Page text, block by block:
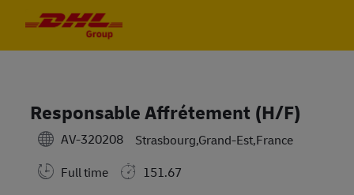
Responsable Affrétement (H/F)
AV-320208
Strasbourg,Grand-Est,France
Full time
151.67